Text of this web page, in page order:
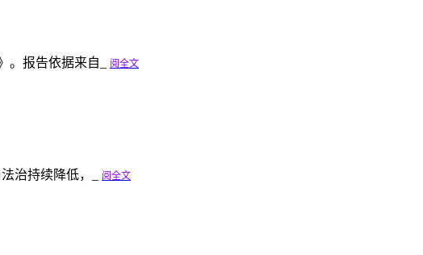
。报告依据来自_ 阅全文
治持续降低，_ 阅全文